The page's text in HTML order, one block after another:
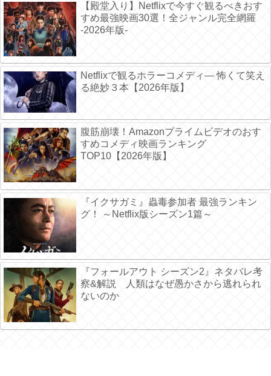
【殿堂入り】Netflixで今すぐ観るべきおす
すめ最強映画30選！全ジャンル完全網羅
-2026年版-
Netflixで観るホラーコメディ― 怖くて笑え
る絶妙３本【2026年版】
腹筋崩壊！Amazonプライムビデオのおす
すめコメディ映画ランキング
TOP10【2026年版】
『イクサガミ』蟲毒参加者 最強ランキン
グ！ ～Netflix版シーズン1篇～
『フォールアウト シーズン2』ネタバレ考
察&解説 人類はなぜ愚かさから逃れられ
ないのか